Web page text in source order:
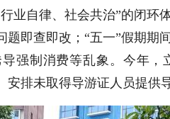
业自律、社会共治”的闭环
题即查即改；“五一”假期期
强制消费等乱象。今年，
排未取得导游证人员提供